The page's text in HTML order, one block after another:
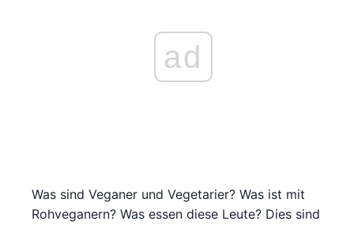
ad
Was sind Veganer und Vegetarier? Was ist mit
Rohveganern? Was essen diese Leute? Dies sind